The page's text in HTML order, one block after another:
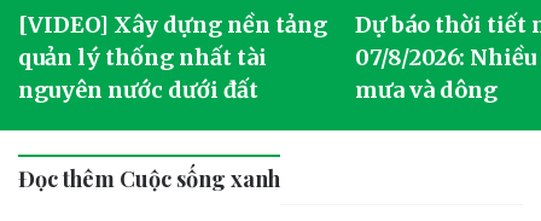
[VIDEO] Xây dựng nền tảng
quản lý thống nhất tài
nguyên nước dưới đất
Dự báo thời tiết
07/8/2026:
mưa và dông
Đọc thêm Cuộc sống xanh